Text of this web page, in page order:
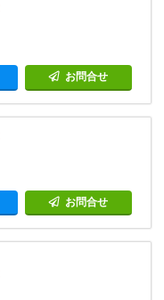
お問合せ
お問合せ